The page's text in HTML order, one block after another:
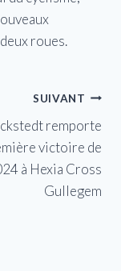
roues.
SUIVANT
remporte
victoire de
à Hexia Cross
Gullegem